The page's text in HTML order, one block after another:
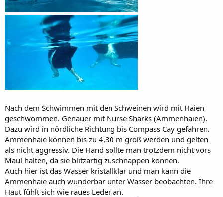
Nach dem Schwimmen mit den Schweinen wird mit Haien
geschwommen. Genauer mit Nurse Sharks (Ammenhaien).
Dazu wird in nördliche Richtung bis Compass Cay gefahren.
Ammenhaie können bis zu 4,30 m groß werden und gelten
als nicht aggressiv. Die Hand sollte man trotzdem nicht vors
Maul halten, da sie blitzartig zuschnappen können.
Auch hier ist das Wasser kristallklar und man kann die
Ammenhaie auch wunderbar unter Wasser beobachten. Ihre
Haut fühlt sich wie raues Leder an.